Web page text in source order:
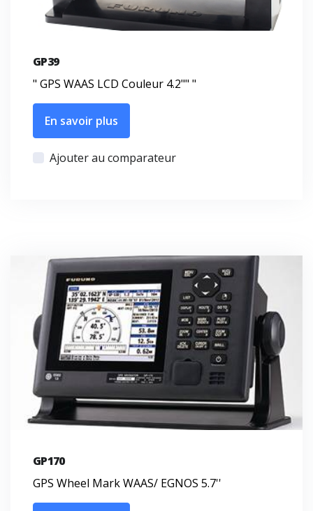
GP39
" GPS WAAS LCD Couleur 4.2"" "
En savoir plus
Ajouter au comparateur
GP170
GPS Wheel Mark WAAS/ EGNOS 5.7''